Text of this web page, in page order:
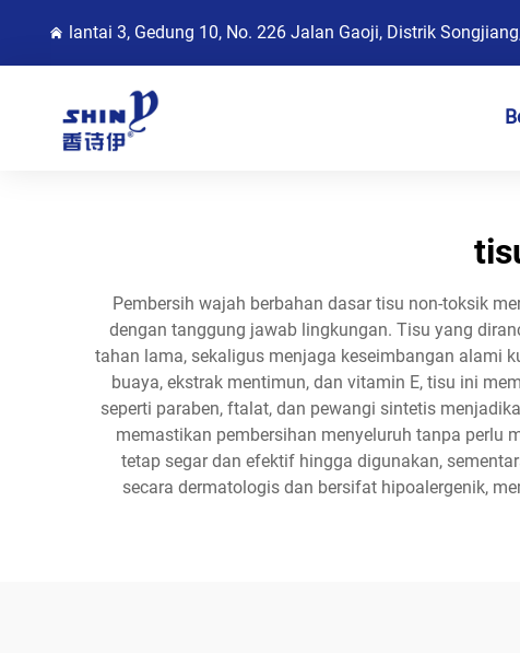
lantai 3, Gedung 10, No. 226 Jalan Gaoji, Distrik
Pembersih wajah berbahan dasar tisu non-toksik
dengan tanggung jawab lingkungan. Tisu yang
tahan lama, sekaligus menjaga keseimbangan alami
buaya, ekstrak mentimun, dan vitamin E, tisu ini
seperti paraben, ftalat, dan pewangi sintetis
memastikan pembersihan menyeluruh tanpa perlu
tetap segar dan efektif hingga digunakan,
secara dermatologis dan bersifat hipoalergenik,